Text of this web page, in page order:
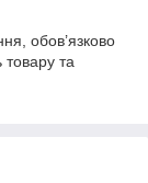
обов’язково
товару та